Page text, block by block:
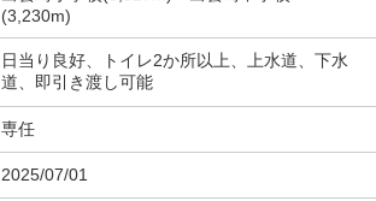
(3,230m)
日当り良好、トイレ2か所以上、上水道、下水
道、即引き渡し可能
専任
2025/07/01